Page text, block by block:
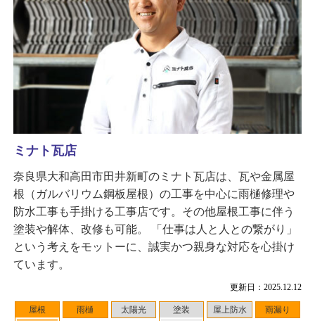
更新日：2025.12.12
屋根
雨樋 太陽光
塗装
屋上防水 雨漏り
ミナト瓦店
奈良県大和高田市田井新町のミナト瓦店は、瓦や金属屋
根（ガルバリウム鋼板屋根）の工事を中心に雨樋修理や
防水工事も手掛ける工事店です。その他屋根工事に伴う
塗装や解体、改修も可能。 「仕事は人と人との繋がり」
という考えをモットーに、誠実かつ親身な対応を心掛け
ています。